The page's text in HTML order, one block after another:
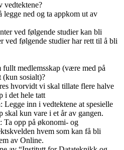
vedtektene?
legge ned og ta appkom ut av
ved følgende studier kan bli
ved følgende studier har rett til å bli
medlemsskap (være med på
(kun sosialt)?
hvorvidt vi skal tillate flere halve
i det hele tatt
Legge inn i vedtektene at spesielle
skal kun vare i et år av gangen.
Ta opp på økonomi- og
hvem som kan få bli
av Online.